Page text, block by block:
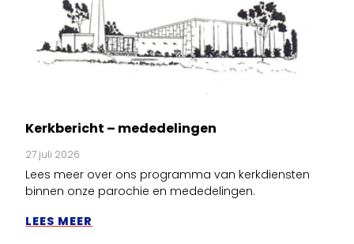
Kerkbericht – mededelingen
27 juli 2026
Lees meer over ons programma van kerkdiensten
binnen onze parochie en mededelingen.
LEES MEER